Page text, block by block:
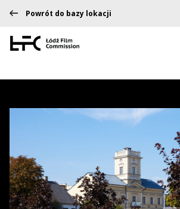
Powrót do bazy lokacji